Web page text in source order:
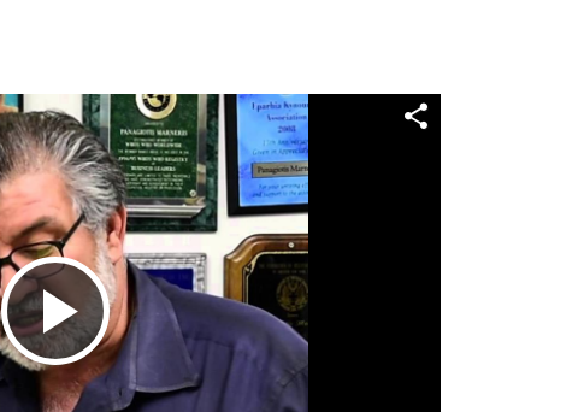
Play Video